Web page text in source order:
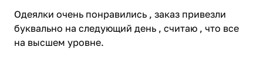
Одеялки очень понравились , заказ привезли
буквально на следующий день , считаю , что все
на высшем уровне.